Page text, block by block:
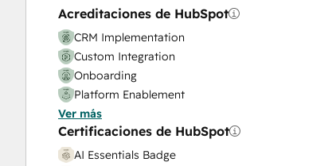
Acreditaciones de HubSpot
CRM Implementation
Custom Integration
Onboarding
Platform Enablement
Solutions Architecture Design
Ver más
Certificaciones de HubSpot
AI Essentials Badge